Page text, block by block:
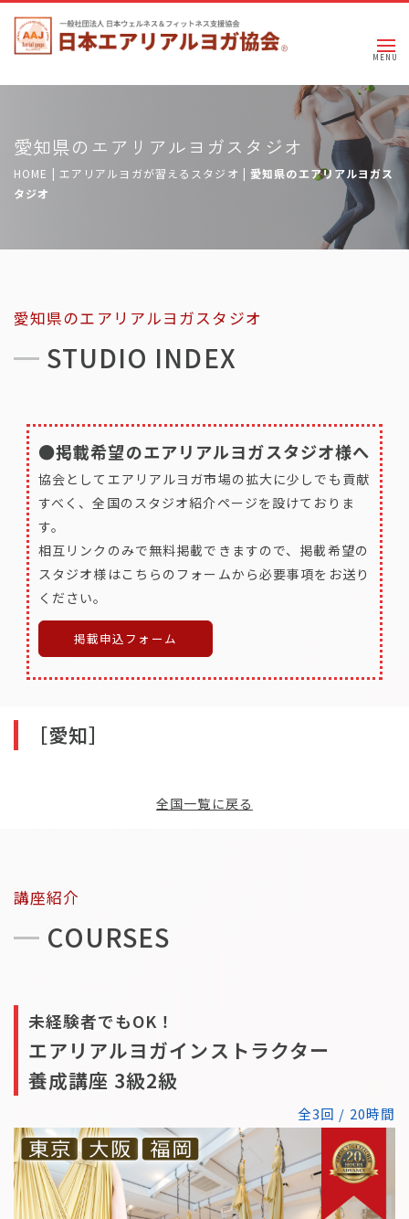
愛知県のエアリアルヨガスタジオ
HOME | エアリアルヨガが習えるスタジオ | 愛知県のエアリアルヨガス
タジオ
愛知県のエアリアルヨガスタジオ
STUDIO INDEX
●掲載希望のエアリアルヨガスタジオ様へ
協会としてエアリアルヨガ市場の拡大に少しでも貢献
すべく、全国のスタジオ紹介ページを設けておりま
す。
相互リンクのみで無料掲載できますので、掲載希望の
スタジオ様はこちらのフォームから必要事項をお送り
ください。
掲載申込フォーム
［愛知］
全国一覧に戻る
講座紹介
COURSES
未経験者でもOK！
エアリアルヨガインストラクター
養成講座 3級2級
全3回 / 20時間